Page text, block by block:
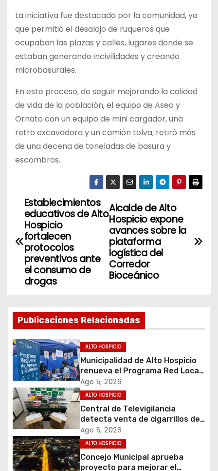
La iniciativa fue destacada por la comunidad, ya
que permitió el desalojo de ruqueros que
ocupaban las plazas y calles, lugares donde se
estaban generando incivilidades y creando
microbasurales.
En este proceso, de seguir mejorando la calidad
de vida de la población, el equipo de Aseo y
Ornato con un equipo de mini cargador, una
retro excavadora y un camión tolva, retiró más
de una decena de toneladas de basura y
escombros.
N
v
a
c
i
ó
n
d
e
e
Alcalde de Alto
Hospicio expone
avances sobre la
plataforma
logística del
Corredor
Bioceánico
Establecimientos
educativos de Alto
Hospicio
fortalecen
protocolos
preventivos ante
el consumo de
drogas
Publicaciones Relacionadas
ALTO HOSPICIO
Municipalidad de Alto Hospicio
renueva el Programa Red Local
de Apoyos y Cuidados
Ago 5, 2026
ALTO HOSPICIO
Central de Televigilancia
detecta venta de cigarrillos de
contrabando y permite
incautación de más de 3 mil
cajetillas
Ago 5, 2026
ALTO HOSPICIO
Concejo Municipal aprueba
proyecto para mejorar el